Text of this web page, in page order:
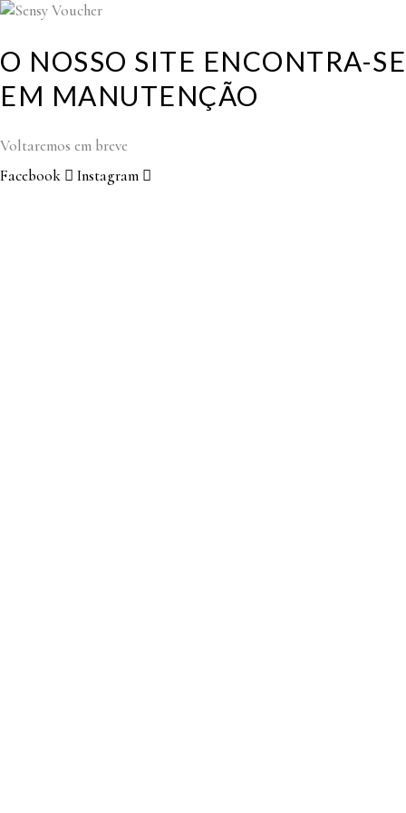
O NOSSO SITE ENCONTRA-SE
EM MANUTENÇÃO
Voltaremos em breve
Facebook
Instagram